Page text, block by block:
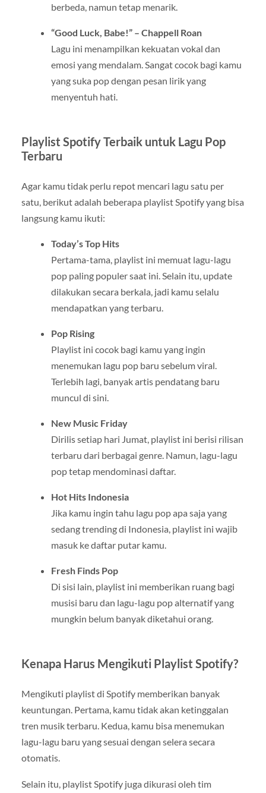
berbeda, namun tetap menarik.
“Good Luck, Babe!” – Chappell Roan
Lagu ini menampilkan kekuatan vokal dan
emosi yang mendalam. Sangat cocok bagi kamu
yang suka pop dengan pesan lirik yang
menyentuh hati.
Playlist Spotify Terbaik untuk Lagu Pop
Terbaru
Agar kamu tidak perlu repot mencari lagu satu per
satu, berikut adalah beberapa playlist Spotify yang bisa
langsung kamu ikuti:
Today’s Top Hits
Pertama-tama, playlist ini memuat lagu-lagu
pop paling populer saat ini. Selain itu, update
dilakukan secara berkala, jadi kamu selalu
mendapatkan yang terbaru.
Pop Rising
Playlist ini cocok bagi kamu yang ingin
menemukan lagu pop baru sebelum viral.
Terlebih lagi, banyak artis pendatang baru
muncul di sini.
New Music Friday
Dirilis setiap hari Jumat, playlist ini berisi rilisan
terbaru dari berbagai genre. Namun, lagu-lagu
pop tetap mendominasi daftar.
Hot Hits Indonesia
Jika kamu ingin tahu lagu pop apa saja yang
sedang trending di Indonesia, playlist ini wajib
masuk ke daftar putar kamu.
Fresh Finds Pop
Di sisi lain, playlist ini memberikan ruang bagi
musisi baru dan lagu-lagu pop alternatif yang
mungkin belum banyak diketahui orang.
Kenapa Harus Mengikuti Playlist Spotify?
Mengikuti playlist di Spotify memberikan banyak
keuntungan. Pertama, kamu tidak akan ketinggalan
tren musik terbaru. Kedua, kamu bisa menemukan
lagu-lagu baru yang sesuai dengan selera secara
otomatis.
Selain itu, playlist Spotify juga dikurasi oleh tim